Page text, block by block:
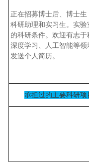
正在招募博士后、博士生
科研助理和实习生。实
的科研条件。欢迎有志于
深度学习、人工智能等
发送个人简历。
承担过的主要科研项